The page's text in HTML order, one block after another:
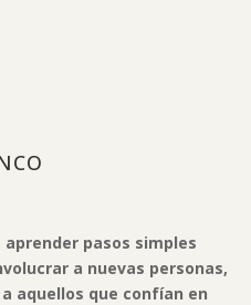
pasos simples
a nuevas personas,
aquellos que confían en